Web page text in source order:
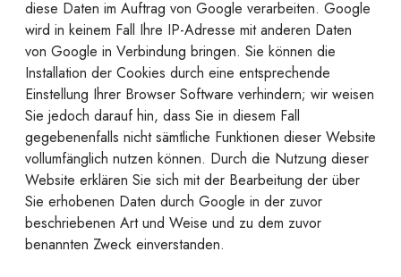
diese Daten im Auftrag von Google verarbeiten. Google
wird in keinem Fall Ihre IP-Adresse mit anderen Daten
von Google in Verbindung bringen. Sie können die
Installation der Cookies durch eine entsprechende
Einstellung Ihrer Browser Software verhindern; wir weisen
Sie jedoch darauf hin, dass Sie in diesem Fall
gegebenenfalls nicht sämtliche Funktionen dieser Website
vollumfänglich nutzen können. Durch die Nutzung dieser
Website erklären Sie sich mit der Bearbeitung der über
Sie erhobenen Daten durch Google in der zuvor
beschriebenen Art und Weise und zu dem zuvor
benannten Zweck einverstanden.